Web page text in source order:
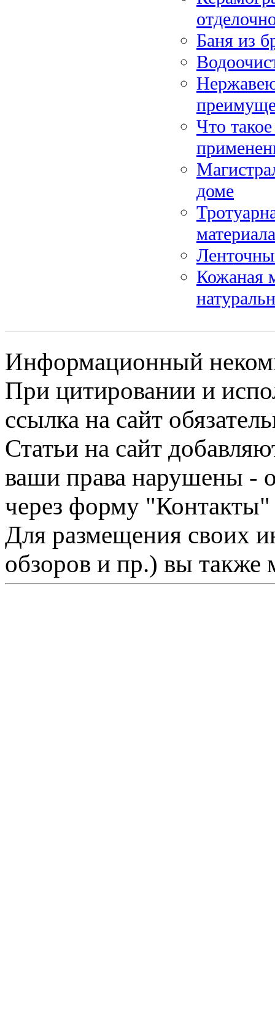
Баня из
Что
доме
материала
Кожаная
Информационный
При цитировании и
ссылка на сайт
Статьи на сайт
ваши права нарушены -
через форму "Контакты"
Для размещения своих
обзоров и пр.) вы также